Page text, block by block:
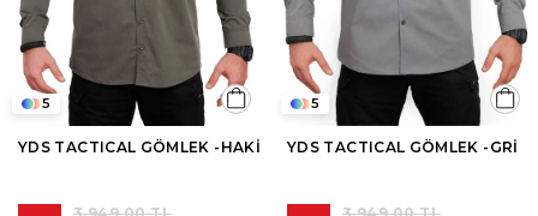
YDS TACTICAL GÖMLEK -HAKİ
5
YDS TACTICAL GÖMLEK -GRİ
5